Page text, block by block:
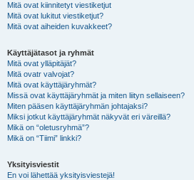
Mitä ovat kiinnitetyt viestiketjut
Mitä ovat lukitut viestiketjut?
Mitä ovat aiheiden kuvakkeet?
Käyttäjätasot ja ryhmät
Mitä ovat ylläpitäjät?
Mitä ovatr valvojat?
Mitä ovat käyttäjäryhmät?
Missä ovat käyttäjäryhmät ja miten liityn sellaiseen?
Miten pääsen käyttäjäryhmän johtajaksi?
Miksi jotkut käyttäjäryhmät näkyvät eri väreillä?
Mikä on “oletusryhmä”?
Mikä on “Tiimi” linkki?
Yksityisviestit
En voi lähettää yksityisviestejä!